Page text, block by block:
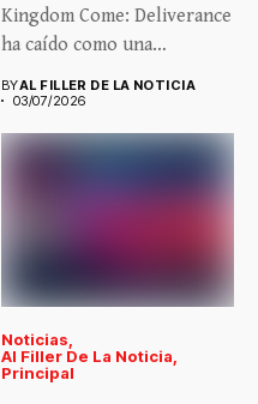
Kingdom Come: Deliverance
ha caído como una
BYAL FILLER DE LA NOTICIA
03/07/2026
Noticias
Al Filler De La Noticia
Principal